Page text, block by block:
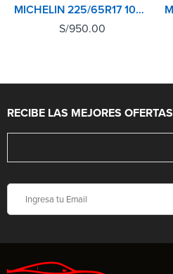
MICHELIN 225/65R17 106H XL TL PRIMACY SUV+
S/950.00
RECIBE LAS MEJORES OFERTAS